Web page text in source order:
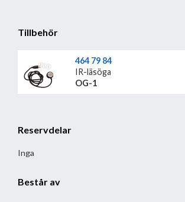
Tillbehör
464 79 84
IR-läsöga
OG-1
Reservdelar
Inga
Består av